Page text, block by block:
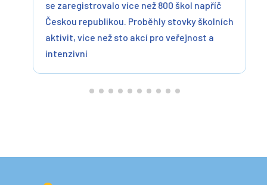
se zaregistrovalo více než 800 škol napříč
Českou republikou. Proběhly stovky školních
aktivit, více než sto akcí pro veřejnost a
intenzivní